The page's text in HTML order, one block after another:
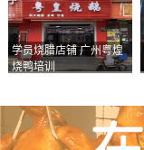
学员烧腊店铺 广州粤煌
烧鸭培训